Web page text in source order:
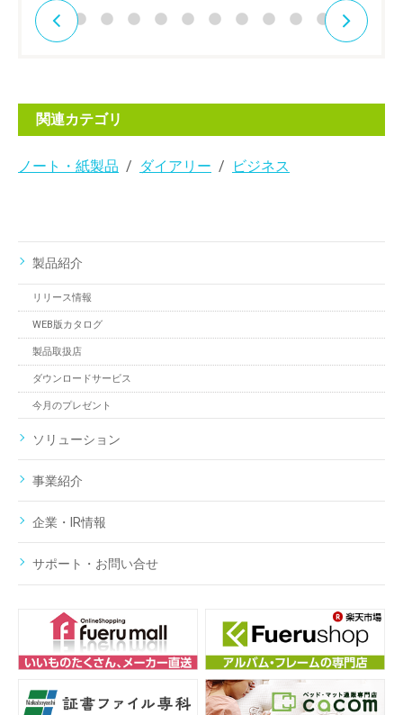
関連カテゴリ
ノート・紙製品 ダイアリー ビジネス
製品紹介
リリース情報
WEB版カタログ
製品取扱店
ダウンロードサービス
今月のプレゼント
ソリューション
事業紹介
企業・IR情報
サポート・お問い合せ